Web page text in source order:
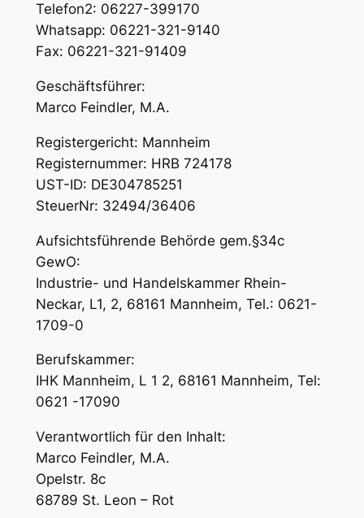
Telefon2: 06227-399170
Whatsapp: 06221-321-9140
Fax: 06221-321-91409
Geschäftsführer:
Marco Feindler, M.A.
Registergericht: Mannheim
Registernummer: HRB 724178
UST-ID: DE304785251
SteuerNr: 32494/36406
Aufsichtsführende Behörde gem.§34c
GewO:
Industrie- und Handelskammer Rhein-
Neckar, L1, 2, 68161 Mannheim, Tel.: 0621-
1709-0
Berufskammer:
IHK Mannheim, L 1 2, 68161 Mannheim, Tel:
0621 -17090
Verantwortlich für den Inhalt:
Marco Feindler, M.A.
Opelstr. 8c
68789 St. Leon – Rot